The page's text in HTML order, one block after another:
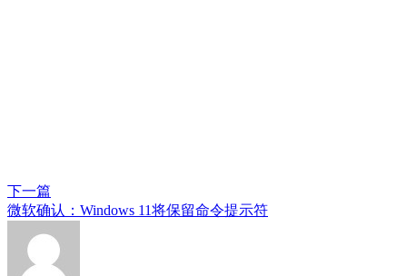
下一篇
微软确认：Windows 11将保留命令提示符